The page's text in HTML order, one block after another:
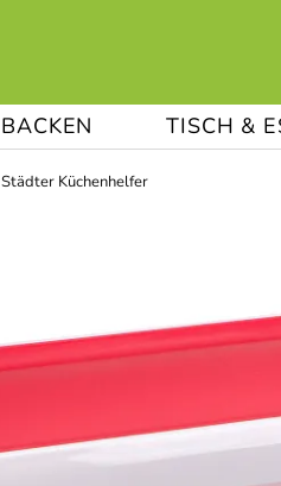
BACKEN TISCH &
Städter Küchenhelfer